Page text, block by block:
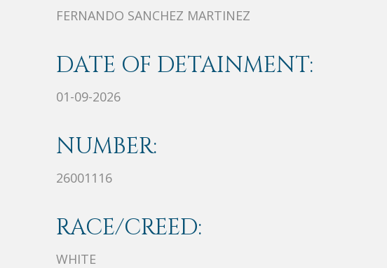
FERNANDO SANCHEZ MARTINEZ
DATE OF DETAINMENT:
01-09-2026
NUMBER:
26001116
RACE/CREED:
WHITE